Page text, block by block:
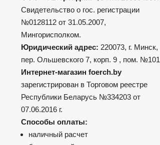
Свидетельство о гос. регистрации
№0128112 от 31.05.2007,
Мингорисполком.
Юридический адрес: 220073, г. Минск,
пер. Ольшевского 7, корп. 9 , пом. №101
Интернет-магазин foerch.by
зарегистрирован в Торговом реестре
Республики Беларусь №334203 от
07.06.2016 г.
Способы оплаты:
наличный расчет